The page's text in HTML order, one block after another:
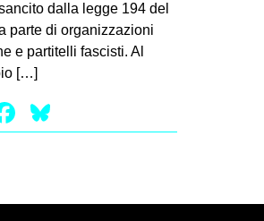
ANTIFASCISMO
ALL’ABITARE
MIGRAZIONI
STUDENTI
dalla legge 194 del
parte di organizzazioni
e partitelli fascisti. Al
[…]
Facebook